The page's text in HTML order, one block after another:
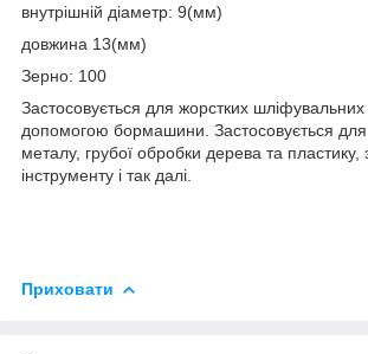
внутрішній діаметр: 9(мм)
довжина 13(мм)
Зерно: 100
Застосовується для жорстких шліфувальних
допомогою бормашини. Застосовується
металу, грубої обробки дерева та пластику,
інструменту і так далі.
Приховати